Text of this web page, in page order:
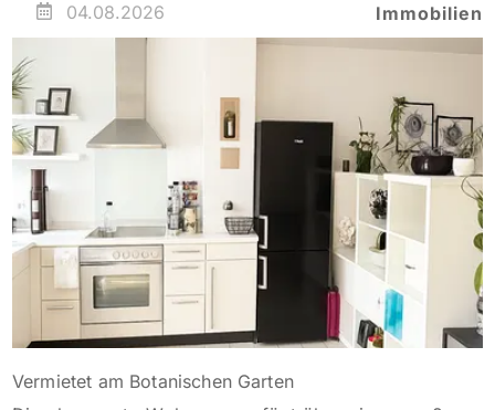
04.08.2026 Immobilien
Vermietet am Botanischen Garten